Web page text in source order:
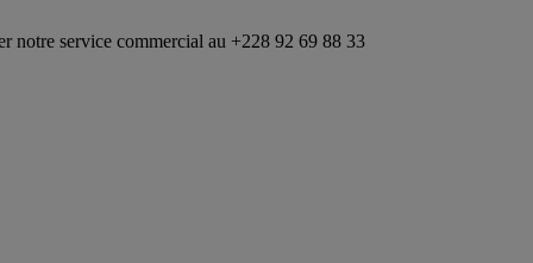
service commercial au +228 92 69 88 33